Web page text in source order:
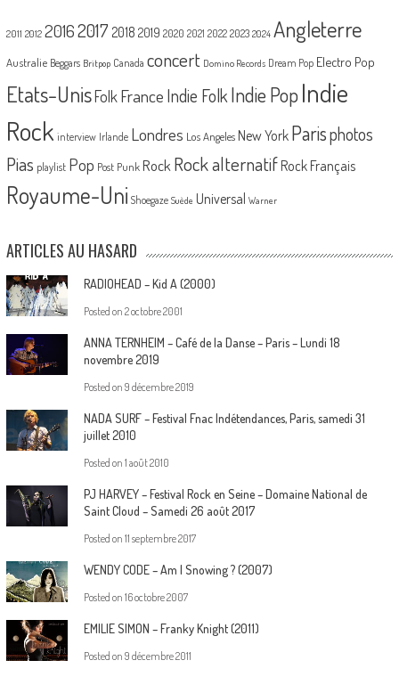
2011 2012 20162017 2018 2019 2020 2021 2022 2023 2024 Angleterre
Australie Beggars Britpop Canada concert Domino Records Dream Pop Electro Pop
Etats-UnisFolk France Indie Folk Indie PopIndie
Rock interview Irlande Londres Los Angeles New York Parisphotos
Pias playlist Pop Post Punk Rock Rock alternatif Rock Français
Royaume-Uni Shoegaze Suède Universal Warner
ARTICLES AU HASARD
RADIOHEAD – Kid A (2000)
Posted on 2 octobre 2001
ANNA TERNHEIM – Café de la Danse – Paris – Lundi 18
novembre 2019
Posted on 9 décembre 2019
NADA SURF – Festival Fnac Indétendances, Paris, samedi 31
juillet 2010
Posted on 1 août 2010
PJ HARVEY – Festival Rock en Seine – Domaine National de
Saint Cloud – Samedi 26 août 2017
Posted on 11 septembre 2017
WENDY CODE – Am I Snowing ? (2007)
Posted on 16 octobre 2007
EMILIE SIMON – Franky Knight (2011)
Posted on 9 décembre 2011